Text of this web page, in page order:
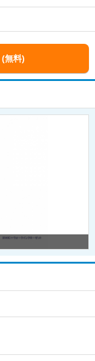
(無料)